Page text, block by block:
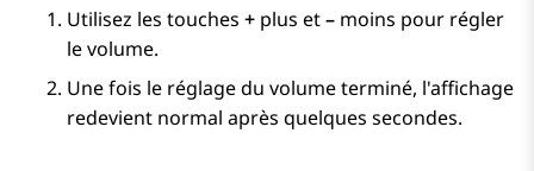
Utilisez les touches + plus et– moins pour régler
le volume.
Une fois le réglage du volume terminé, l'affichage
redevient normal après quelques secondes.